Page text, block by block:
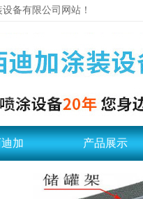
备有限公司网站！
加 产品展示